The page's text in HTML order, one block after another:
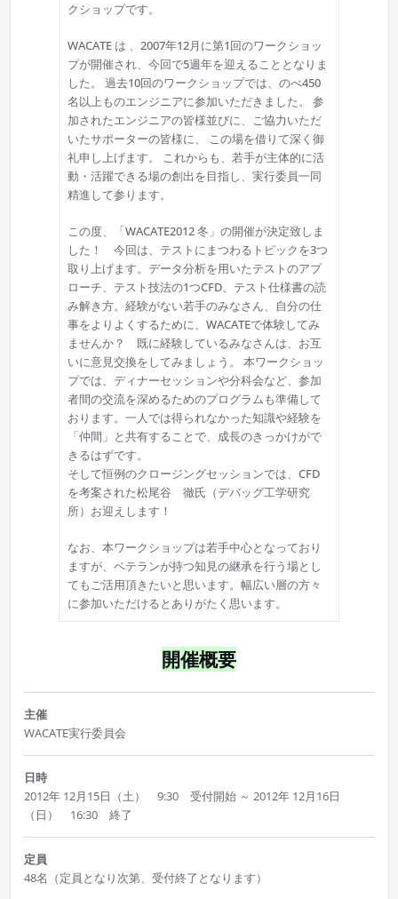
クショップです。
WACATE は 、2007年12月に第1回のワークショッ
プが開催され、今回で5週年を迎えることとなりま
した。 過去10回のワークショップでは、のべ450
名以上ものエンジニアに参加いただきました。 参
加されたエンジニアの皆様並びに、ご協力いただ
いたサポーターの皆様に、 この場を借りて深く御
礼申し上げます。 これからも、若手が主体的に活
動・活躍できる場の創出を目指し、実行委員一同
精進して参ります。
この度、「WACATE2012 冬」の開催が決定致しま
した！ 今回は、テストにまつわるトピックを3つ
取り上げます。データ分析を用いたテストのアプ
ローチ、テスト技法の1つCFD、テスト仕様書の読
み解き方。経験がない若手のみなさん、自分の仕
事をよりよくするために、WACATEで体験してみ
ませんか？ 既に経験しているみなさんは、お互
いに意見交換をしてみましょう。 本ワークショッ
プでは、ディナーセッションや分科会など、参加
者間の交流を深めるためのプログラムも準備して
おります。一人では得られなかった知識や経験を
「仲間」と共有することで、成長のきっかけがで
きるはずです。
そして恒例のクロージングセッションでは、CFD
を考案された松尾谷 徹氏（デバッグ工学研究
所）お迎えします！
なお、本ワークショップは若手中心となっており
ますが、ベテランが持つ知見の継承を行う場とし
てもご活用頂きたいと思います。幅広い層の方々
に参加いただけるとありがたく思います。
開催概要
主催
WACATE実行委員会
日時
2012年 12月15日（土） 9:30 受付開始 ～ 2012年 12月16日
（日） 16:30 終了
定員
48名（定員となり次第、受付終了となります）